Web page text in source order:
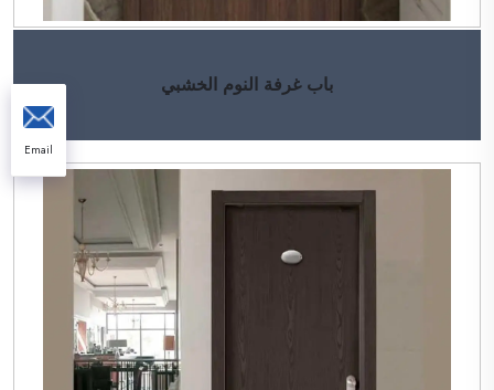
باب غرفة النوم الخشبي
Email